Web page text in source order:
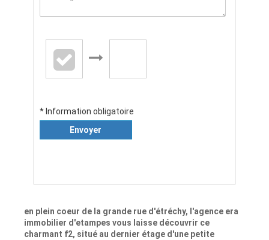
* Information obligatoire
Envoyer
en plein coeur de la grande rue d'étréchy, l'agence era
immobilier d'etampes vous laisse découvrir ce
charmant f2, situé au dernier étage d'une petite